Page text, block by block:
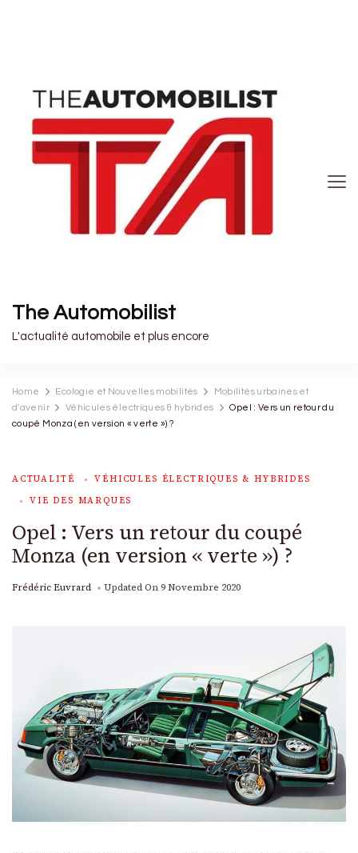
The Automobilist
L'actualité automobile et plus encore
Home Ecologie et Nouvelles mobilités
Mobilités urbaines et
d'avenir
Véhicules électriques & hybrides
Opel : Vers un retour du
coupé Monza (en version « verte ») ?
ACTUALITÉ
VÉHICULES ÉLECTRIQUES & HYBRIDES
VIE DES MARQUES
Opel : Vers un retour du coupé
Monza (en version « verte ») ?
Frédéric Euvrard Updated On9 Novembre 2020